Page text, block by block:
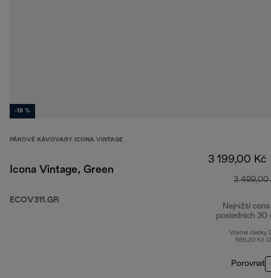
-18 %
PÁKOVÉ KÁVOVARY ICONA VINTAGE
Icona Vintage, Green
ECOV311.GR
3 199,00 Kč
3 499,00
Nejnižší
posledních 30
Včetně částky
555,20 Kč
Porovnat